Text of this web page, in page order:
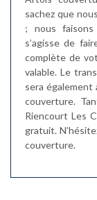
sachez que
; nous faisons
s’agisse de
complète de
valable. Le
sera
couverture.
Riencourt Les
gratuit.
couverture.